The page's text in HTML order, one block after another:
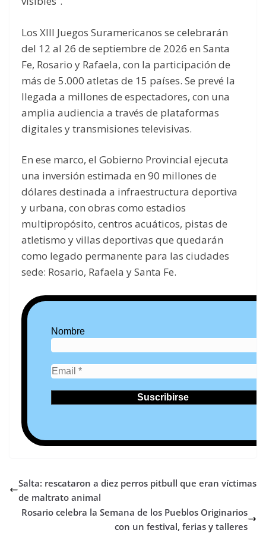
Los XIII Juegos Suramericanos se celebrarán
del 12 al 26 de septiembre de 2026 en Santa
Fe, Rosario y Rafaela, con la participación de
más de 5.000 atletas de 15 países. Se prevé la
llegada a millones de espectadores, con una
amplia audiencia a través de plataformas
digitales y transmisiones televisivas.
En ese marco, el Gobierno Provincial ejecuta
una inversión estimada en 90 millones de
dólares destinada a infraestructura deportiva
y urbana, con obras como estadios
multipropósito, centros acuáticos, pistas de
atletismo y villas deportivas que quedarán
como legado permanente para las ciudades
sede: Rosario, Rafaela y Santa Fe.
Nombre
Salta: rescataron a diez perros pitbull que eran víctimas
de maltrato animal
Rosario celebra la Semana de los Pueblos Originarios
con un festival, ferias y talleres